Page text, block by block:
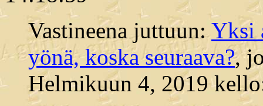
Vastineena juttuun:Yksi
yönä, koska seuraava?,
Helmikuun 4, 2019